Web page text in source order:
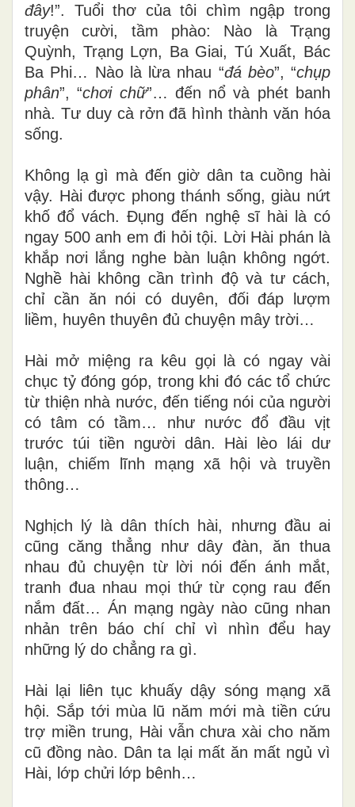
đây!”. Tuổi thơ của tôi chìm ngập trong
truyện cười, tầm phào: Nào là Trạng
Quỳnh, Trạng Lợn, Ba Giai, Tú Xuất, Bác
Ba Phi… Nào là lừa nhau “đá bèo”, “chụp
phân”, “chơi chữ”… đến nổ và phét banh
nhà. Tư duy cà rởn đã hình thành văn hóa
sống.
Không lạ gì mà đến giờ dân ta cuồng hài
vậy. Hài được phong thánh sống, giàu nứt
khố đổ vách. Đụng đến nghệ sĩ hài là có
ngay 500 anh em đi hỏi tội. Lời Hài phán là
khắp nơi lắng nghe bàn luận không ngớt.
Nghề hài không cần trình độ và tư cách,
chỉ cần ăn nói có duyên, đối đáp lượm
liềm, huyên thuyên đủ chuyện mây trời…
Hài mở miệng ra kêu gọi là có ngay vài
chục tỷ đóng góp, trong khi đó các tổ chức
từ thiện nhà nước, đến tiếng nói của người
có tâm có tầm… như nước đổ đầu vịt
trước túi tiền người dân. Hài lèo lái dư
luận, chiếm lĩnh mạng xã hội và truyền
thông…
Nghịch lý là dân thích hài, nhưng đầu ai
cũng căng thẳng như dây đàn, ăn thua
nhau đủ chuyện từ lời nói đến ánh mắt,
tranh đua nhau mọi thứ từ cọng rau đến
nắm đất… Án mạng ngày nào cũng nhan
nhản trên báo chí chỉ vì nhìn đểu hay
những lý do chẳng ra gì.
Hài lại liên tục khuấy dậy sóng mạng xã
hội. Sắp tới mùa lũ năm mới mà tiền cứu
trợ miền trung, Hài vẫn chưa xài cho năm
cũ đồng nào. Dân ta lại mất ăn mất ngủ vì
Hài, lớp chửi lớp bênh…